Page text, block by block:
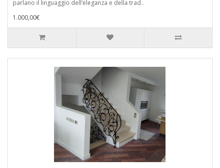
parlano il linguaggio dell’eleganza e della trad..
1.000,00€